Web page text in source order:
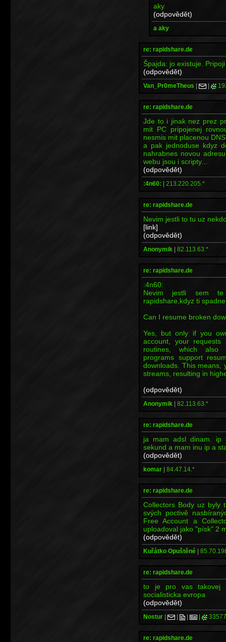
aky
(odpovědět)
a aky
re: rapidshare.de
Špajda: jo existuje.
(odpovědět)
Van_Pr0meTheus | |
re: rapidshare.de
Jde to i jinak nez prez
mit PC pripojenej
nesmis mit placenou DNS
a pak jednoduse kdyz
nahrabnes novou
webu jsou i scripty...
(odpovědět)
:4n60: | 213.220.205.*
re: rapidshare.de
Nevim jestli to tu uz
[link]
(odpovědět)
Anonymik | 82.113.63.*
re: rapidshare.de
:4n60:
Nevim jestli sem te
rapidshare,kdyz ti
Can I resume broken
Yes, but only if you
account, your
routines, which also
programs support
downloads. This means,
streams, resulting in
(odpovědět)
Anonymik | 82.113.63.*
re: rapidshare.de
ja mam adsl dinam. ip
sekund a mam inu ip a
(odpovědět)
komar | 84.47.14.*
re: rapidshare.de
Collectors Body uz byly
svých poctivě
Free Account a
uploadoval jako "písk" 2
(odpovědět)
Kuřátko Opuštěné |
re: rapidshare.de
to je pro vas takovej
socialisticka evropa
(odpovědět)
Nostur | | | |
re: rapidshare.de